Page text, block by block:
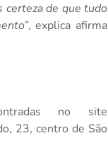
certeza de que tudo
, explica afirma
no site
23, centro de São